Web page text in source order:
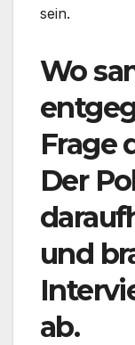
sein.
Wo
Frage
Der
und
ab.